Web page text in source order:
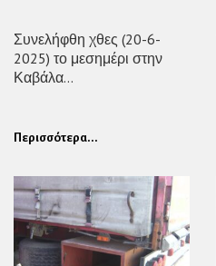
Συνελήφθη χθες (20-6-
2025) το μεσημέρι στην
Καβάλα...
Περισσότερα...